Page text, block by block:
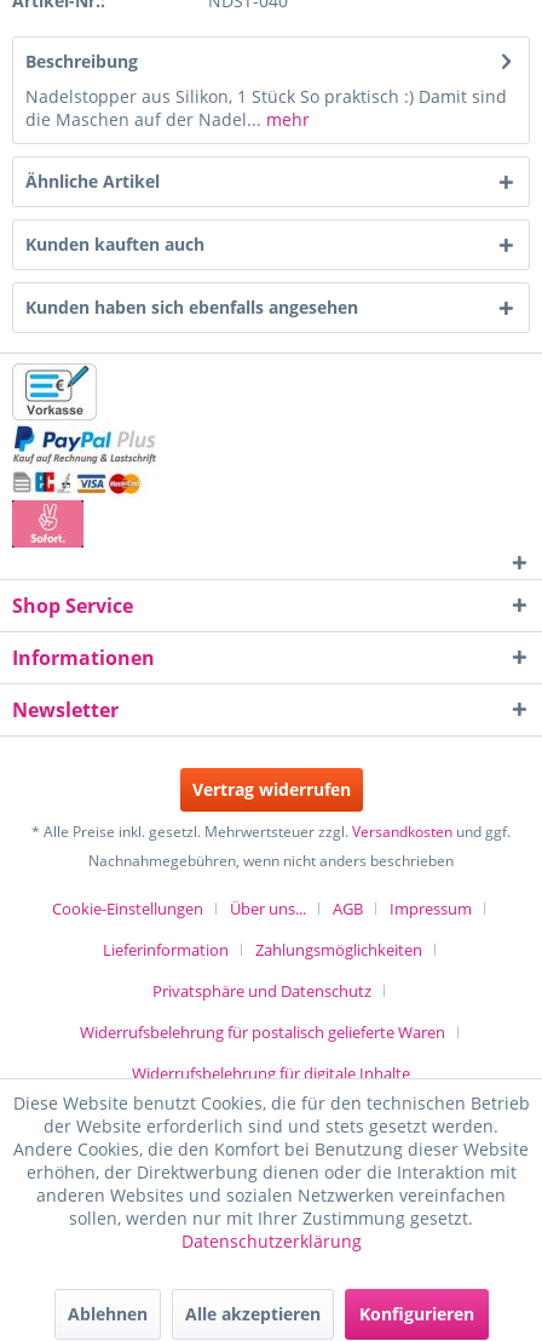
Beschreibung
Nadelstopper aus Silikon, 1 Stück So praktisch :) Damit sind
die Maschen auf der Nadel... mehr
Ähnliche Artikel
Kunden kauften auch
Kunden haben sich ebenfalls angesehen
Shop Service
Informationen
Newsletter
Vertrag widerrufen
* Alle Preise inkl. gesetzl. Mehrwertsteuer zzgl.Versandkosten und ggf.
Nachnahmegebühren, wenn nicht anders beschrieben
Cookie-Einstellungen Über uns... AGB
Impressum
Lieferinformation
Zahlungsmöglichkeiten
Privatsphäre und Datenschutz
Widerrufsbelehrung für postalisch gelieferte Waren
Widerrufsbelehrung für digitale Inhalte
Diese Website benutzt Cookies, die für den technischen Betrieb
der Website erforderlich sind und stets gesetzt werden.
Andere Cookies, die den Komfort bei Benutzung dieser Website
erhöhen, der Direktwerbung dienen oder die Interaktion mit
anderen Websites und sozialen Netzwerken vereinfachen
sollen, werden nur mit Ihrer Zustimmung gesetzt.
Datenschutzerklärung
Ablehnen Alle akzeptieren Konfigurieren